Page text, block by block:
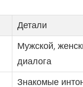
Детали
Мужской,
диалога
Знакомые